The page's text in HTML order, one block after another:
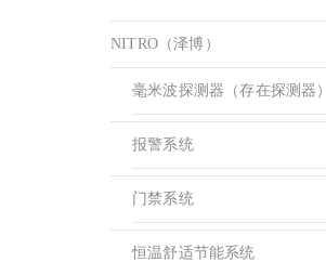
NITRO（泽博）
毫米波探测器（存在探测器）
报警系统
门禁系统
恒温舒适节能系统